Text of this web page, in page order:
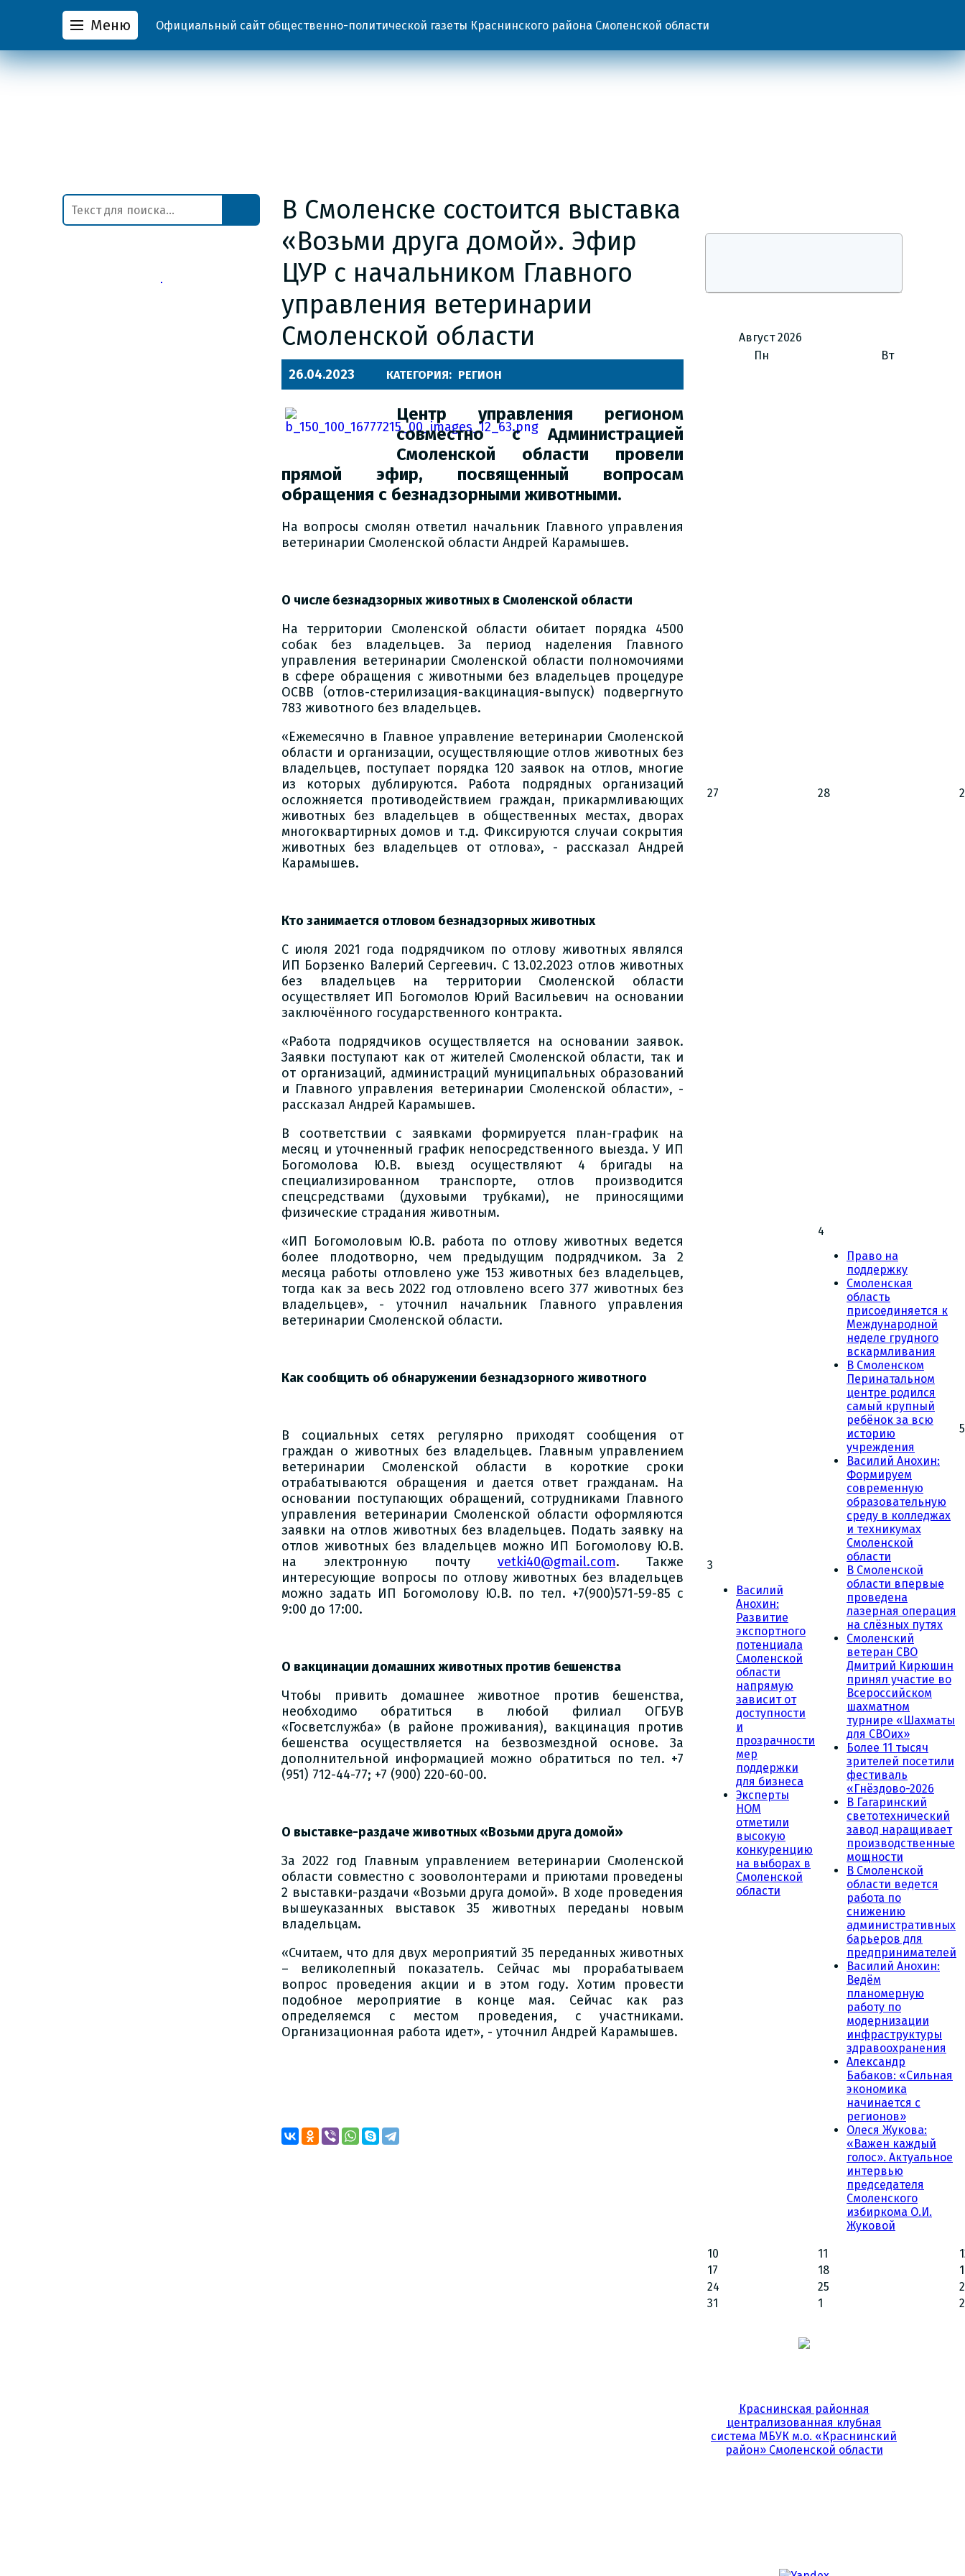
Меню Официальный сайт общественно-политической газеты Краснинского района Смоленской области
В Смоленске состоится выставка
«Возьми друга домой». Эфир
ЦУР с начальником Главного
управления ветеринарии
Смоленской области
26.04.2023 КАТЕГОРИЯ: РЕГИОН
Центр управления регионом
совместно с Администрацией
Смоленской области провели
прямой эфир, посвященный вопросам
обращения с безнадзорными животными.
На вопросы смолян ответил начальник Главного управления
ветеринарии Смоленской области Андрей Карамышев.
О числе безнадзорных животных в Смоленской области
На территории Смоленской области обитает порядка 4500
собак без владельцев. За период наделения Главного
управления ветеринарии Смоленской области полномочиями
в сфере обращения с животными без владельцев процедуре
ОСВВ (отлов-стерилизация-вакцинация-выпуск) подвергнуто
783 животного без владельцев.
«Ежемесячно в Главное управление ветеринарии Смоленской
области и организации, осуществляющие отлов животных без
владельцев, поступает порядка 120 заявок на отлов, многие
из которых дублируются. Работа подрядных организаций
осложняется противодействием граждан, прикармливающих
животных без владельцев в общественных местах, дворах
многоквартирных домов и т.д. Фиксируются случаи сокрытия
животных без владельцев от отлова», - рассказал Андрей
Карамышев.
Кто занимается отловом безнадзорных животных
С июля 2021 года подрядчиком по отлову животных являлся
ИП Борзенко Валерий Сергеевич. С 13.02.2023 отлов животных
без владельцев на территории Смоленской области
осуществляет ИП Богомолов Юрий Васильевич на основании
заключённого государственного контракта.
«Работа подрядчиков осуществляется на основании заявок.
Заявки поступают как от жителей Смоленской области, так и
от организаций, администраций муниципальных образований
и Главного управления ветеринарии Смоленской области», -
рассказал Андрей Карамышев.
В соответствии с заявками формируется план-график на
месяц и уточненный график непосредственного выезда. У ИП
Богомолова Ю.В. выезд осуществляют 4 бригады на
специализированном транспорте, отлов производится
спецсредствами (духовыми трубками), не приносящими
физические страдания животным.
«ИП Богомоловым Ю.В. работа по отлову животных ведется
более плодотворно, чем предыдущим подрядчиком. За 2
месяца работы отловлено уже 153 животных без владельцев,
тогда как за весь 2022 год отловлено всего 377 животных без
владельцев», - уточнил начальник Главного управления
ветеринарии Смоленской области.
Как сообщить об обнаружении безнадзорного животного
В социальных сетях регулярно приходят сообщения от
граждан о животных без владельцев. Главным управлением
ветеринарии Смоленской области в короткие сроки
отрабатываются обращения и дается ответ гражданам. На
основании поступающих обращений, сотрудниками Главного
управления ветеринарии Смоленской области оформляются
заявки на отлов животных без владельцев. Подать заявку на
отлов животных без владельцев можно ИП Богомолову Ю.В.
на электронную почту vetki40@gmail.com. Также
интересующие вопросы по отлову животных без владельцев
можно задать ИП Богомолову Ю.В. по тел. +7(900)571-59-85 с
9:00 до 17:00.
О вакцинации домашних животных против бешенства
Чтобы привить домашнее животное против бешенства,
необходимо обратиться в любой филиал ОГБУВ
«Госветслужба» (в районе проживания), вакцинация против
бешенства осуществляется на безвозмездной основе. За
дополнительной информацией можно обратиться по тел. +7
(951) 712-44-77; +7 (900) 220-60-00.
О выставке-раздаче животных «Возьми друга домой»
За 2022 год Главным управлением ветеринарии Смоленской
области совместно с зооволонтерами и приютами проведены
2 выставки-раздачи «Возьми друга домой». В ходе проведения
вышеуказанных выставок 35 животных переданы новым
владельцам.
«Считаем, что для двух мероприятий 35 переданных животных
– великолепный показатель. Сейчас мы прорабатываем
вопрос проведения акции и в этом году. Хотим провести
подобное мероприятие в конце мая. Сейчас как раз
определяемся с местом проведения, с участниками.
Организационная работа идет», - уточнил Андрей Карамышев.
Август 2026
Пн
Вт
27 28
3
Василий
Анохин:
Развитие
экспортного
потенциала
Смоленской
области
напрямую
зависит от
доступности
и
прозрачности
мер
поддержки
для бизнеса
Эксперты
НОМ
отметили
высокую
конкуренцию
на выборах в
Смоленской
области
4
Право на
поддержку
Смоленская
область
присоединяется к
Международной
неделе грудного
вскармливания
В Смоленском
Перинатальном
центре родился
самый крупный
ребёнок за всю
историю
учреждения
Василий Анохин:
Формируем
современную
образовательную
среду в колледжах
и техникумах
Смоленской
области
В Смоленской
области впервые
проведена
лазерная операция
на слёзных путях
Смоленский
ветеран СВО
Дмитрий Кирюшин
принял участие во
Всероссийском
шахматном
турнире «Шахматы
для СВОих»
Более 11 тысяч
зрителей посетили
фестиваль
«Гнёздово-2026
В Гагаринский
светотехнический
завод наращивает
производственные
мощности
В Смоленской
области ведется
работа по
снижению
административных
барьеров для
предпринимателей
Василий Анохин:
Ведём
планомерную
работу по
модернизации
инфраструктуры
здравоохранения
Александр
Бабаков: «Сильная
экономика
начинается с
регионов»
Олеся Жукова:
«Важен каждый
голос». Актуальное
интервью
председателя
Смоленского
избиркома О.И.
Жуковой
5
10 11
17
18
24
25
31
1 2
Краснинская районная
централизованная клубная
система МБУК м.о. «Краснинский
район» Смоленской области